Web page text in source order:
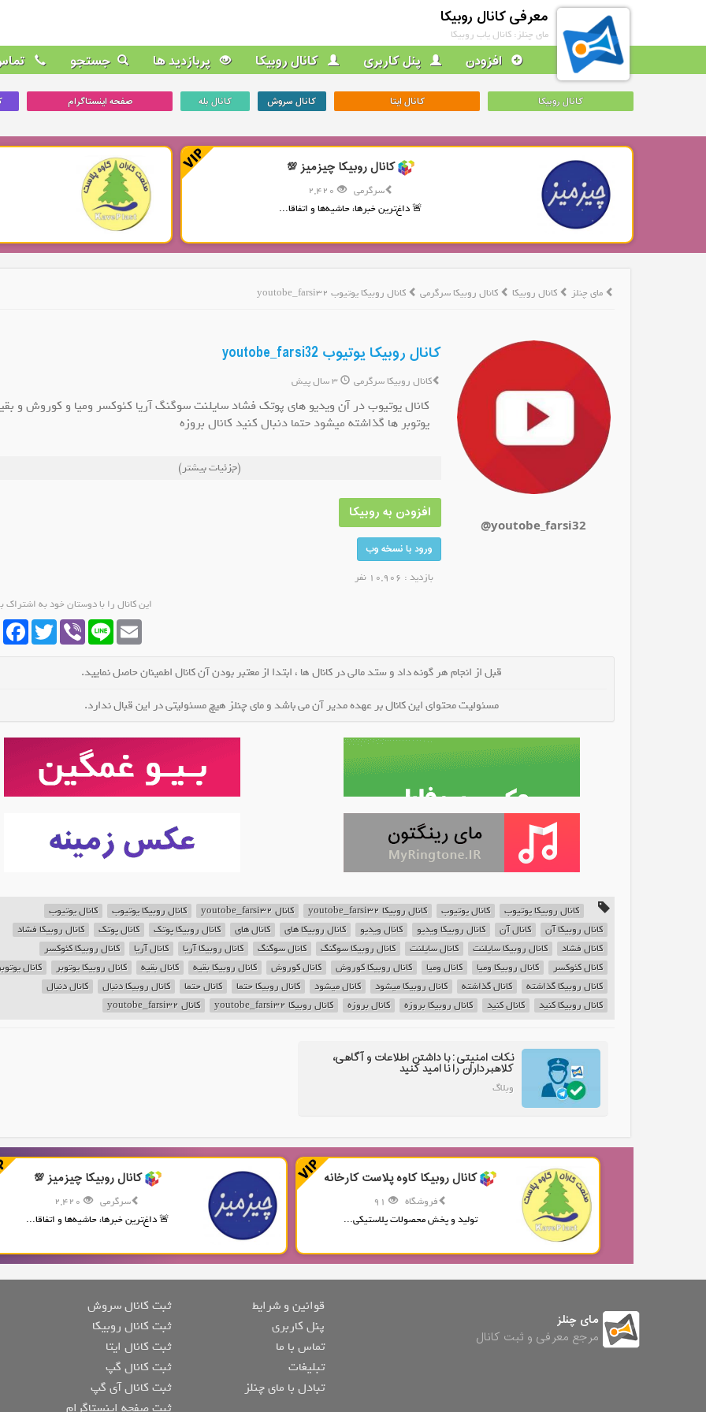
معرفی کانال روبیکا
مای چنلز: کانال یاب روبیکا
افزودن پنل کاربری کانال روبیکا پربازدید ها جستجو
کانال روبیکا کانال ایتا کانال سروش کانال بله صفحه اینستاگرام
کانال روبیکا چیزمیز 💯
سرگرمی
🚨 داغ‌ترین خبرها، حاشیه‌ها و اتفاقا...
مای چنلز کانال روبیکا کانال روبیکا سرگرمی کانال روبیکا یوتیوب youtobe_farsi32
@youtobe_farsi32
کانال روبیکا یوتیوب youtobe_farsi32
کانال روبیکا سرگرمی 3 سال پیش
کانال یوتیوب در آن ویدیو های پوتک فشاد سایلنت سوگنگ آریا کئوکسر ومیا و کوروش و
یوتوبر ها گذاشته میشود حتما دنبال کنید کانال بروزه
(جزئیات بیشتر)
افزودن به روبیکا
ورود با نسخه وب
بازدید : 10,906 نفر
این کانال را با دوستان خود به اشتراک
Twitter Viber Line Email
قبل از انجام هر گونه داد و ستد مالی در کانال ها ، ابتدا از معتبر بودن آن کانال اطمینان حاصل نمایید.
مسئولیت محتوای این کانال بر عهده مدیر آن می باشد و مای چنلز هیچ مسئولیتی در این قبال ندارد.
کانال روبیکا یوتیوب کانال یوتیوب کانال روبیکا youtobe_farsi32 کانال youtobe_farsi32 کانال روبیکا یوتیوب
کانال یوتیوب
کانال روبیکا آن
کانال آن کانال روبیکا ویدیو کانال ویدیو کانال روبیکا های کانال های کانال روبیکا پوتک کانال پوتک
کانال روبیکا فشاد
کانال فشاد
کانال روبیکا سایلنت کانال سایلنت کانال روبیکا سوگنگ کانال سوگنگ کانال روبیکا آریا کانال آریا
کانال روبیکا کئوکسر
کانال کئوکسر
کانال روبیکا ومیا کانال ومیا کانال روبیکا کوروش کانال کوروش کانال روبیکا بقیه کانال بقیه کانال روبیکا یوتوبر
کانال
کانال روبیکا گذاشته
کانال گذاشته کانال روبیکا میشود کانال میشود کانال روبیکا حتما کانال حتما کانال روبیکا دنبال
کانال دنبال
کانال روبیکا کنید
کانال کنید کانال روبیکا بروزه کانال بروزه کانال روبیکا youtobe_farsi32 کانال youtobe_farsi32
نکات امنیتی: با داشتن اطلاعات و آگاهی،
کلاهبرداران را نا امید کنید
وبلاگ
کانال روبیکا کاوه پلاست کارخانه
فروشگاه
تولید و پخش محصولات پلاستیکی...
کانال روبیکا چیزمیز 💯
سرگرمی
2,420
🚨 داغ‌ترین خبرها، حاشیه‌ها و اتفاقا...
عضو کانال شوید
کانال روبیکا لوازم خانگی کلاسیک کانال روبیکا گروه گپ دزفول
عضو کانال شوید
مای چنلز
مرجع معرفی و ثبت کانال
قوانین و شرایط
پنل کاربری
تماس با ما
تبلیغات
تبادل با مای چنلز
ثبت کانال سروش
ثبت کانال روبیکا
ثبت کانال ایتا
ثبت کانال گپ
ثبت کانال آی گپ
ثبت صفحه اینستاگرام